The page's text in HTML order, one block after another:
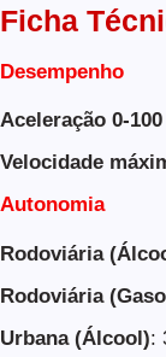
Ficha
Desempenho
Aceleração 0-
Velocidade
Autonomia
Rodoviária
Rodoviária
Urbana (Álcool):